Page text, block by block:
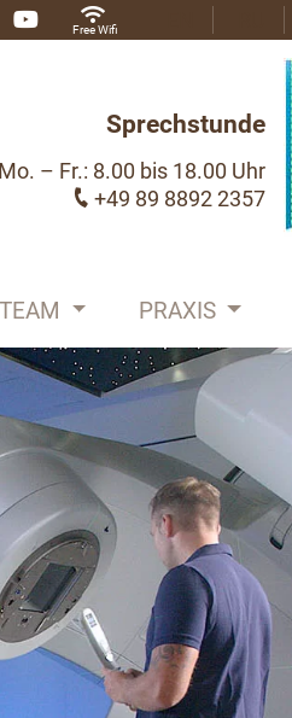
Free Wifi
Sprechstunde
Mo. – Fr.: 8.00 bis 18.00 Uhr
+49 89 8892 2357
TEAM PRAXIS